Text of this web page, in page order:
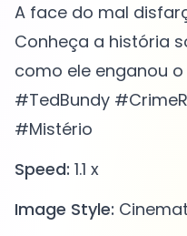
A face do mal
Conheça a história
como ele enganou
#TedBundy
#Mistério
Speed: 1.1 x
Image Style: